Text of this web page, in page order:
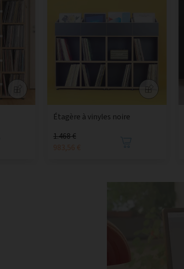
Étagère à vinyles noire
1.468 €
983,56 €